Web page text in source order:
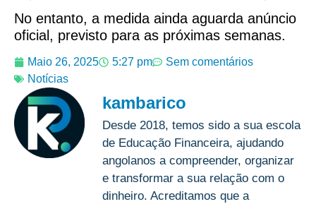
No entanto, a medida ainda aguarda anúncio
oficial, previsto para as próximas semanas.
Maio 26, 2025 5:27 pm
Sem comentários
Notícias
kambarico
Desde 2018, temos sido a sua escola
de Educação Financeira, ajudando
angolanos a compreender, organizar
e transformar a sua relação com o
dinheiro. Acreditamos que a